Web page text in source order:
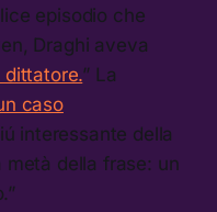
episodio che
Draghi aveva
dittatore.” La
caso
interessante della
metà della frase: un